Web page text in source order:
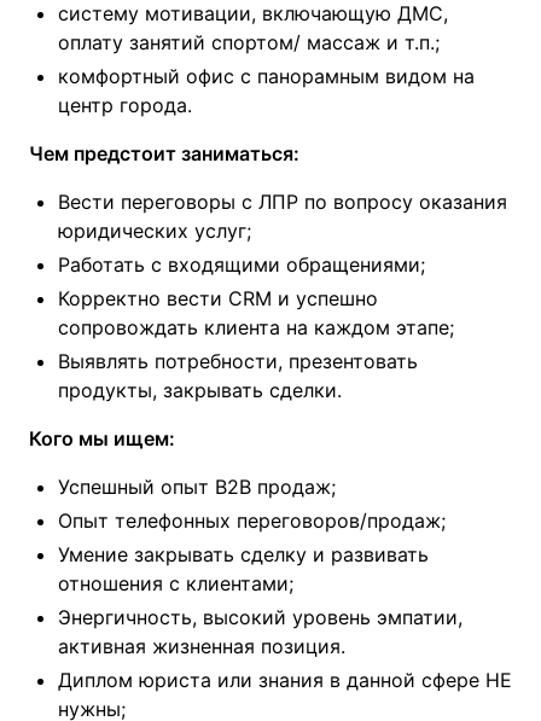
систему мотивации, включающую ДМС,
оплату занятий спортом/ массаж и т.п.;
комфортный офис с панорамным видом на
центр города.
Чем предстоит заниматься:
Вести переговоры с ЛПР по вопросу оказания
юридических услуг;
Работать с входящими обращениями;
Корректно вести CRM и успешно
сопровождать клиента на каждом этапе;
Выявлять потребности, презентовать
продукты, закрывать сделки.
Кого мы ищем:
Успешный опыт В2В продаж;
Опыт телефонных переговоров/продаж;
Умение закрывать сделку и развивать
отношения с клиентами;
Энергичность, высокий уровень эмпатии,
активная жизненная позиция.
Диплом юриста или знания в данной сфере НЕ
нужны;